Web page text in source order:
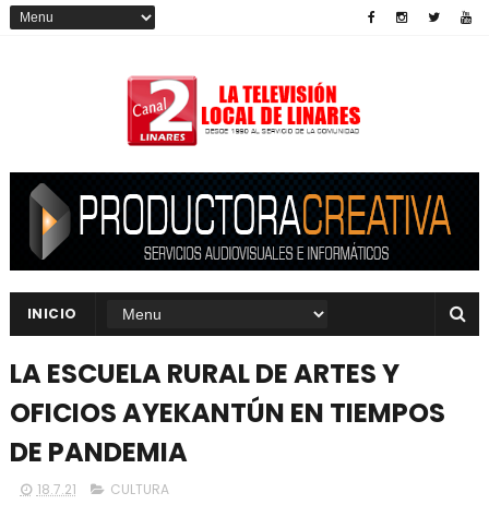
INICIO
LA ESCUELA RURAL DE ARTES Y
OFICIOS AYEKANTÚN EN TIEMPOS
DE PANDEMIA
18.7.21 CULTURA